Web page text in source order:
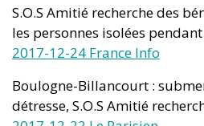
S.O.S Amitié recherche des
les personnes isolées
2017-12-24 France Info
Boulogne-Billancourt :
détresse, S.O.S Amitié